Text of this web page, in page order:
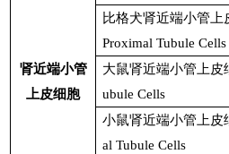
肾近端小管
上皮细胞
比格犬肾近端小管上
Proximal Tubule Cells
大鼠肾近端小管上皮
ubule Cells
小鼠肾近端小管上皮
al Tubule Cells